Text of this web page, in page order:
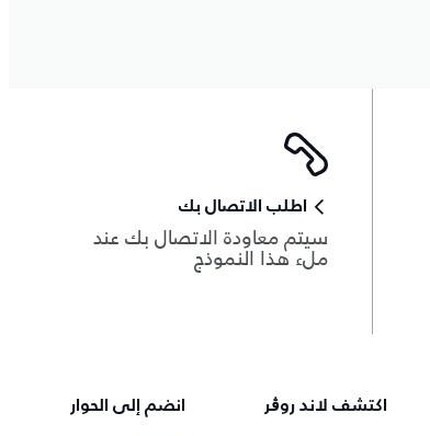
اطلب الاتصال بك
سيتم معاودة الاتصال بك عند
ملء هذا النموذج
اكتشف لاند روڨر انضم إلى الحوار